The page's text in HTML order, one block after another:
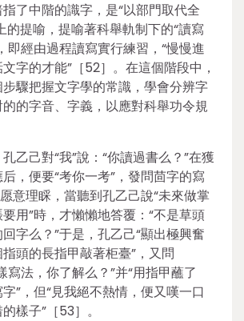
了中階的識字，是“以部門取代全
的提喻，提喻著科舉軌制下的“讀寫
即經由過程讀寫實行練習，“慢慢進
字的才能”［52］。在這個階段中，
驟把握文字學的常識，學會分辨字
的字音、字義，以應對科舉功令規
乙己對“我”說：“你讀過書么？”在獲
，便要“考你一考”，發問茴字的寫
意理睬，當聽到孔乙己說“未來做掌
用”時，才懶懶地答覆：“不是草頭
字么？”于是，孔乙己“顯出極興奮
頭的長指甲敲著柜臺”，又問
寫法，你了解么？”并“用指甲蘸了
”，但“見我絕不熱情，便又嘆一口
樣子”［53］。